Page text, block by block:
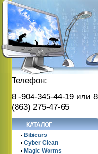
Телефон:
8 -904-345-44-19 или 8
(863) 275-47-65
КАТАЛОГ
Bibicars
Cyber Clean
Magic Worms